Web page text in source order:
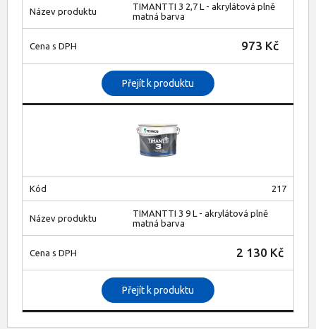
TIMANTTI 3 2,7 L - akrylátová plně
matná barva
973 Kč
Přejít k produktu
217
TIMANTTI 3 9 L - akrylátová plně
matná barva
2 130 Kč
Přejít k produktu